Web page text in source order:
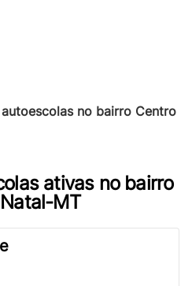
autoescolas no bairro Centro
ativas no bairro
MT